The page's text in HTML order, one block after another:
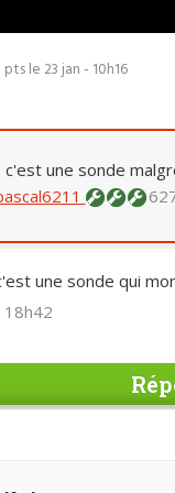
ptsle 23 jan - 10h16
une sonde
une sonde qui